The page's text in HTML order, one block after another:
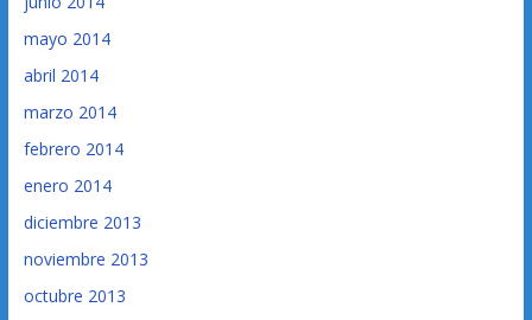
mayo 2014
abril 2014
marzo 2014
febrero 2014
enero 2014
diciembre 2013
noviembre 2013
octubre 2013